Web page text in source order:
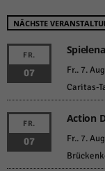
NÄCHSTE
FR.
07 Fr.. 7.
Caritas-
FR.
07
Action
Fr.. 7.
auswählen.
Essenziell (1)
Essenzielle Cookies
einwandfreie Funktion